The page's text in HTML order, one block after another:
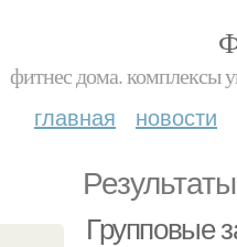
фитнес дома. комплексы
главная новости
Групповые